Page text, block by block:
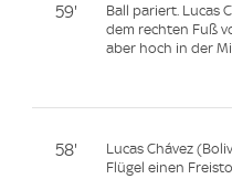
59'
Ball pariert. Lucas
dem rechten Fuß
aber hoch in der
58'
Lucas Chávez
Flügel einen